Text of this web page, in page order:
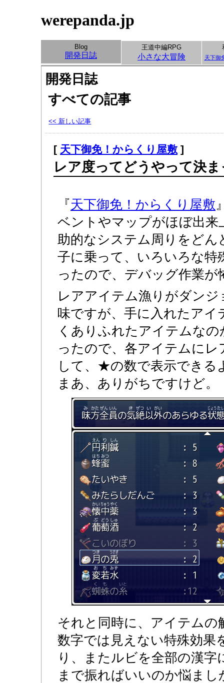
werepanda.jp
Blog
開発日誌
王道中編RPG
小さな大冒険 天下御
開発日誌
すべての記事
<< 新しい記事
[ 天下御免！からくり屋敷 ]
レア度ってどうやって決
『天下御免！からくり屋敷
ベントやマップがほぼ出来
助的なシステム周りをどん
子に乗って、いろいろな特
ったので、デバッグ作業
レアアイテム漁りがダンジ
味ですが、手に入れたア
くありふれたアイテムな
ったので、各アイテムにレ
して、★の数で表示できる
まあ、ありがちですけど。
それと同時に、アイテムの
数字では見えない特殊効果
り、またルビを全部の漢
まで振ればいいのか悩ま